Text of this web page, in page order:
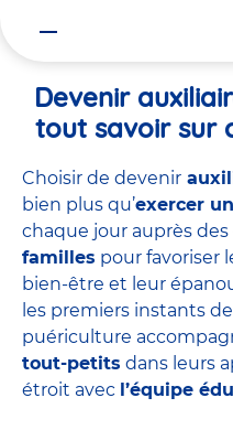
Devenir
tout savoir sur
Choisir de devenir
bien plus qu’exercer
chaque jour auprès
familles pour favoriser
bien-être et leur
les premiers instants de
puériculture
tout-petits dans leurs
étroit avec l’équipe